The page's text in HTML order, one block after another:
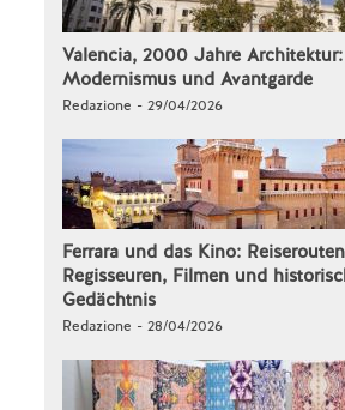
Valencia, 2000 Jahre
Modernismus und Avantgarde
Redazione - 29/04/2026
Ferrara und das Kino:
Regisseuren, Filmen und
Gedächtnis
Redazione - 28/04/2026